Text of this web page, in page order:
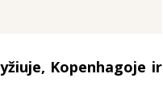
Kopenhagoje ir